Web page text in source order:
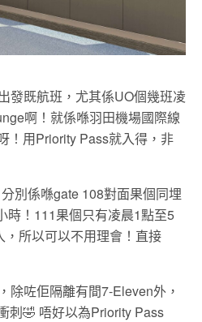
發既航班，尤其係UO個幾班凌
啊！就係喺羽田機場國際線
！用Priority Pass就入得，非
別係喺gate 108對面果個同埋
時！111果個只有凌晨1點至5
所以可以不用理會！直接
除咗佢隔離有間7-Eleven外，
刺🤣 唔好以為Priority Pass